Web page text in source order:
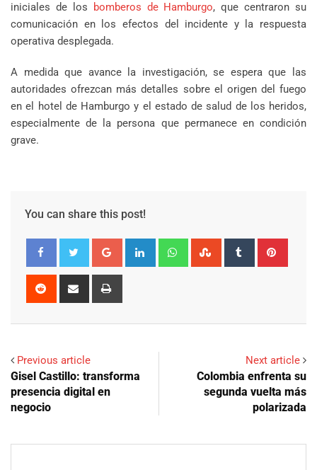
iniciales de los
bomberos de Hamburgo, que centraron su
comunicación en los efectos del incidente y la respuesta
operativa desplegada.
A medida que avance la investigación, se espera que las
autoridades ofrezcan más detalles sobre el origen del fuego
en el hotel de Hamburgo y el estado de salud de los heridos,
especialmente de la persona que permanece en condición
grave.
You can share this post!
Google+ LinkedIn WhatsappStumbleUpon
Tumblr
Reddit
Share
Previous article
Gisel Castillo: transforma
presencia digital en
negocio
Next article
Colombia enfrenta su
segunda vuelta más
polarizada